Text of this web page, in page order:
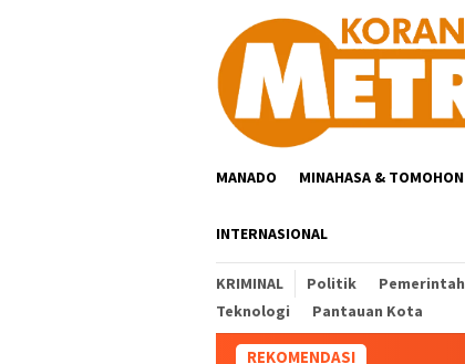
MANADO MINAHASA & TOMOHON
INTERNASIONAL
KRIMINAL Politik
Teknologi
Pantauan Kota
REKOMENDASI